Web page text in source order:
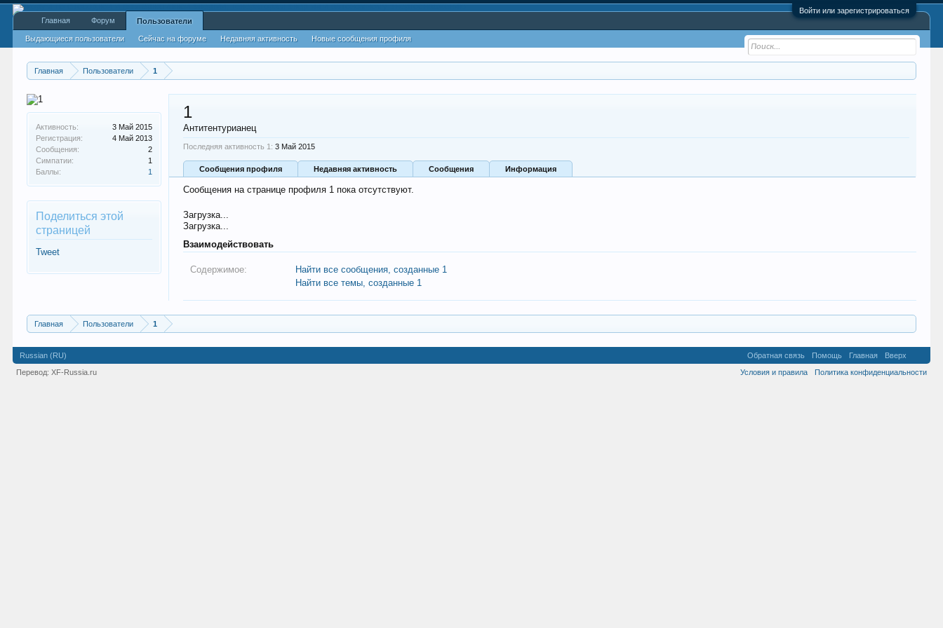
Войти или зарегистрироваться
Главная Пользователи 1
Активность:
3 Май 2015
Регистрация:
4 Май 2013
Сообщения:
2
Симпатии:
1
Баллы:
1
Поделиться этой
страницей
Tweet
1
Антитентурианец
Последняя активность 1: 3 Май 2015
Сообщения профиля Недавняя активность Сообщения Информация
Сообщения на странице профиля 1 пока отсутствуют.
Загрузка...
Загрузка...
Взаимодействовать
Содержимое:
Найти все сообщения, созданные 1
Найти все темы, созданные 1
Главная Пользователи 1
Главная Форум Пользователи
Выдающиеся пользователи Сейчас на форуме Недавняя активность Новые сообщения профиля
Russian (RU) Обратная связь Помощь Главная
Вверх
Условия и правила
Политика конфиденциальности
Перевод:XF-Russia.ru